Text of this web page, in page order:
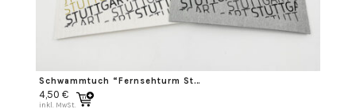
Schwammtuch “Fernsehturm Stuttgart”
4,50 €
inkl. MwSt.